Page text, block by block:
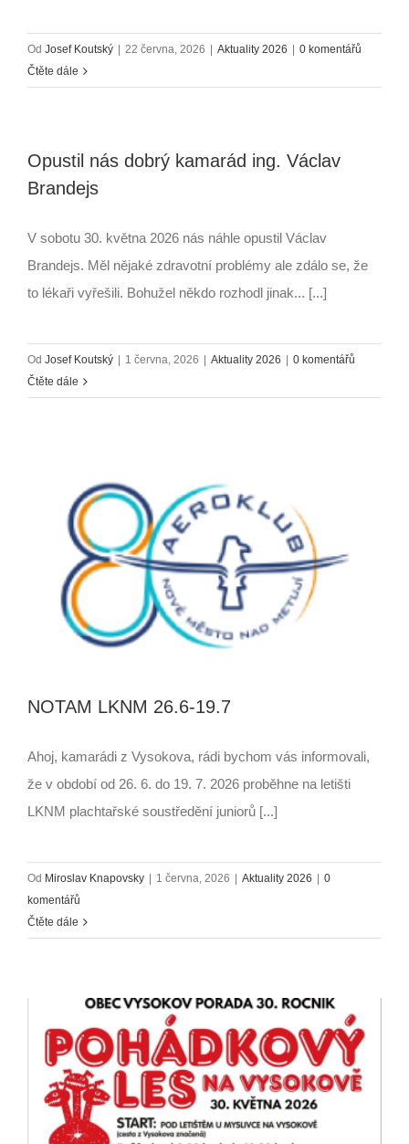
Od Josef Koutský | 22 června, 2026 | Aktuality 2026 | 0 komentářů
Čtěte dále
Opustil nás dobrý kamarád ing. Václav
Brandejs
V sobotu 30. května 2026 nás náhle opustil Václav
Brandejs. Měl nějaké zdravotní problémy ale zdálo se, že
to lékaři vyřešili. Bohužel někdo rozhodl jinak... [...]
Od Josef Koutský | 1 června, 2026 | Aktuality 2026 | 0 komentářů
Čtěte dále
NOTAM LKNM 26.6-19.7
Ahoj, kamarádi z Vysokova, rádi bychom vás informovali,
že v období od 26. 6. do 19. 7. 2026 proběhne na letišti
LKNM plachtařské soustředění juniorů [...]
Od Miroslav Knapovsky 1 června, 2026 Aktuality 2026
0
komentářů
Čtěte dále